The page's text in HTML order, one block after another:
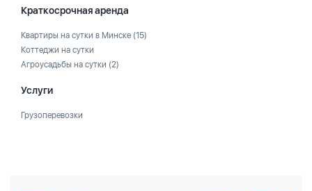
Краткосрочная аренда
Квартиры на сутки в Минске (15)
Коттеджи на сутки
Агроусадьбы на сутки (2)
Услуги
Грузоперевозки